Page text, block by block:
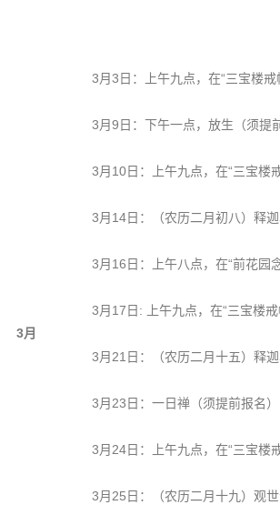
3月
3月3日：上午九点，在“三宝楼戒
3月9日：下午一点，放生（须提
3月10日：上午九点，在“三宝楼
3月14日：（农历二月初八）释
3月16日：上午八点，在“前花园
3月17日: 上午九点，在“三宝楼
3月21日：（农历二月十五）释
3月23日：一日禅（须提前报名）
3月24日：上午九点，在“三宝楼
3月25日：（农历二月十九）观